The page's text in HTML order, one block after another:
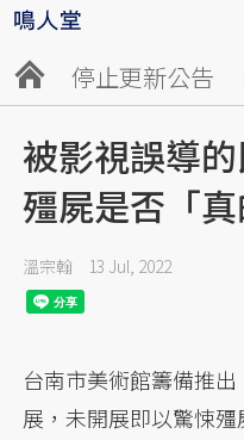
停止更新公告
被影視誤導
殭屍是否「
溫宗翰 13 Jul, 2022
台南市美術館籌備推
展，未開展即以驚悚